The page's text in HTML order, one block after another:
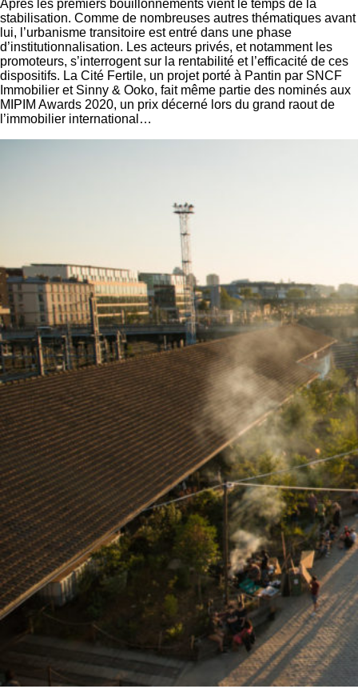
Après les premiers bouillonnements vient le temps de la
stabilisation. Comme de nombreuses autres thématiques avant
lui, l’urbanisme transitoire est entré dans une phase
d’institutionnalisation. Les acteurs privés, et notamment les
promoteurs, s’interrogent sur la rentabilité et l’efficacité de ces
dispositifs. La Cité Fertile, un projet porté à Pantin par SNCF
Immobilier et Sinny & Ooko, fait même partie des nominés aux
MIPIM Awards 2020, un prix décerné lors du grand raout de
l’immobilier international…